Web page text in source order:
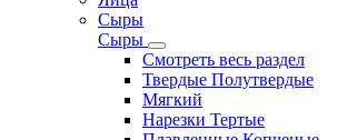
Сыры
Сыры
Смотреть весь раздел
Твердые Полутвердые
Мягкий
Нарезки Тертые